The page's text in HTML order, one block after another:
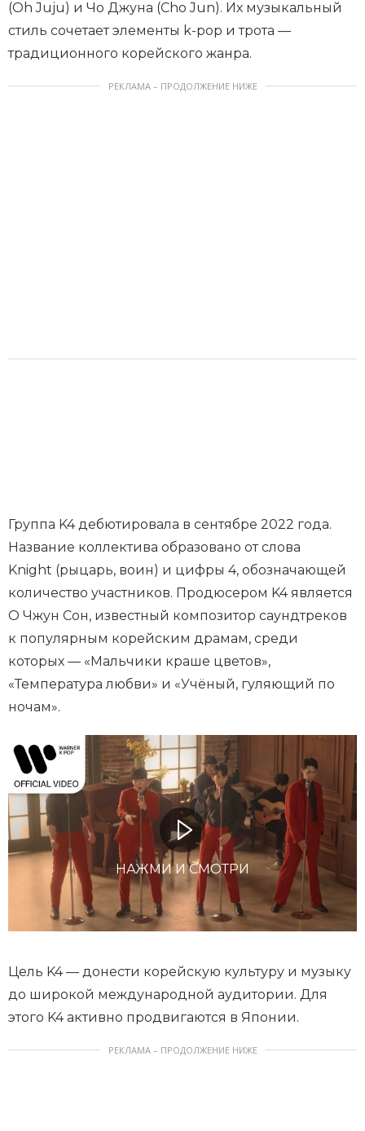
(Oh Juju) и Чо Джуна (Cho Jun). Их музыкальный
стиль сочетает элементы k-pop и трота —
традиционного корейского жанра.
РЕКЛАМА – ПРОДОЛЖЕНИЕ НИЖЕ
Группа K4 дебютировала в сентябре 2022 года.
Название коллектива образовано от слова
Knight (рыцарь, воин) и цифры 4, обозначающей
количество участников. Продюсером K4 является
О Чжун Сон, известный композитор саундтреков
к популярным корейским драмам, среди
которых — «Мальчики краше цветов»,
«Температура любви» и «Учёный, гуляющий по
ночам».
НАЖМИ И СМОТРИ
Цель K4 — донести корейскую культуру и музыку
до широкой международной аудитории. Для
этого K4 активно продвигаются в Японии.
РЕКЛАМА – ПРОДОЛЖЕНИЕ НИЖЕ